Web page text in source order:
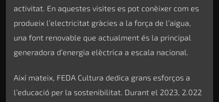
activitat. En aquestes visites es pot conèixer com es
produeix l’electricitat gràcies a la força de l’aigua,
una font renovable que actualment és la principal
generadora d’energia elèctrica a escala nacional.
Així mateix, FEDA Cultura dedica grans esforços a
l’educació per la sostenibilitat. Durant el 2023, 2.022